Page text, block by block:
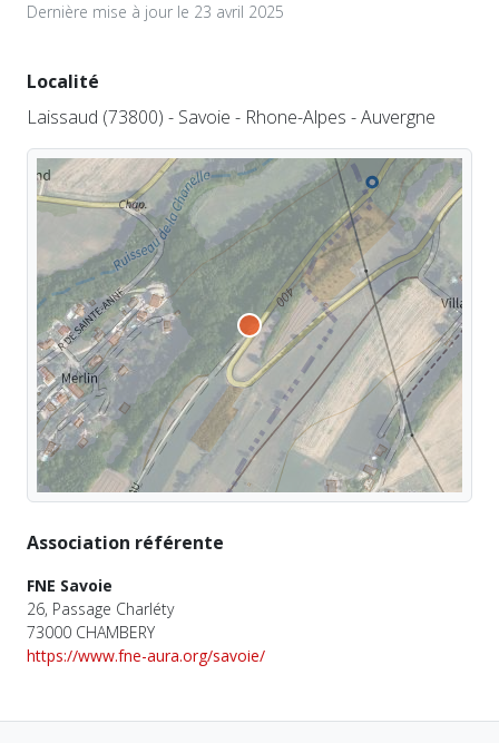
Dernière mise à jour le 23 avril 2025
Localité
Laissaud (73800) - Savoie - Rhone-Alpes - Auvergne
Association référente
FNE Savoie
26, Passage Charléty
73000 CHAMBERY
https://www.fne-aura.org/savoie/